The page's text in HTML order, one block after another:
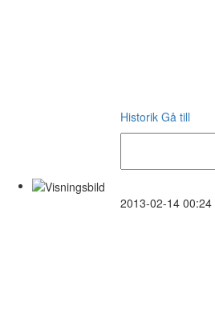
Historik Gå till
2013-02-14 00:24